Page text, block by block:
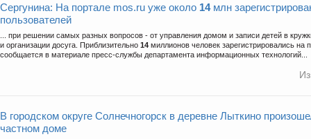
Сергунина: На портале mos.ru уже около 14млн
пользователей
... при решении самых разных вопросов - от управления домом и записи детей в
и организации досуга. Приблизительно 14 миллионов человек зарегистрировались на
сообщается в материале пресс-службы департамента информационных технологий...
В городском округе Солнечногорск в деревне Лыткино
частном доме